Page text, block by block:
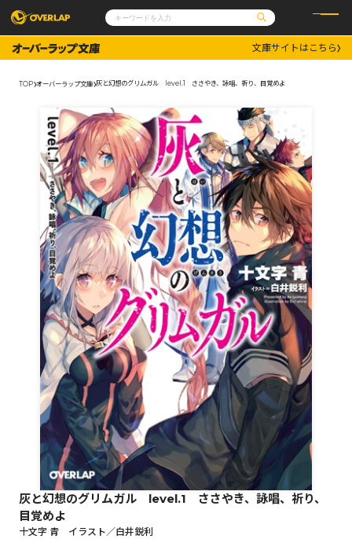
コミックガルド
コミッククリエ
文庫
ノベルス
その他
コミックエッセイ
ポケットモンスター
アニメ
ゲーム
通販・NEWS
OVERLAP STORE
オーバーラップ広報室
企業
会社概要
採用情報
アクセス
オーバーラップホールディングス
お問い合わせはこちら
オーバーラップ文庫
オーバーラップノベルス
オーバーラップノベルスf
ロサージュノベルス
コミックガルド
コミッククリエ
文庫サイトはこちら
TOP オーバーラップ文庫 灰と幻想のグリムガル level.1 ささやき、詠唱、祈り、目覚めよ
灰と幻想のグリムガル level.1 ささやき、詠唱、祈り、
目覚めよ
十文字 青 イラスト／白井鋭利